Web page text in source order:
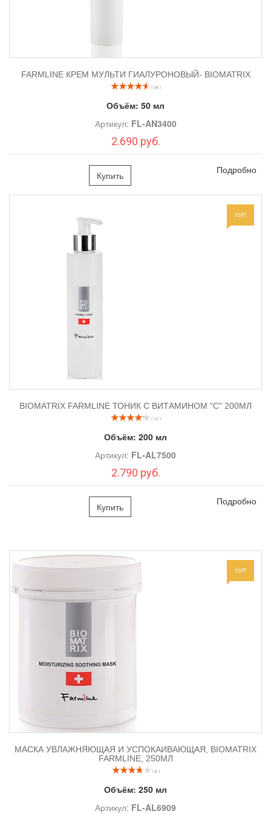
FARMLINE КРЕМ МУЛЬТИ ГИАЛУРОНОВЫЙ- BIOMATRIX
( 34 )
Объём: 50 мл
Артикул: FL-AN3400
2.690 руб.
Купить Подробно
ХИТ
BIOMATRIX FARMLINE ТОНИК С ВИТАМИНОМ "С" 200МЛ
( 12 )
Объём: 200 мл
Артикул: FL-AL7500
2.790 руб.
Купить Подробно
ХИТ
МАСКА УВЛАЖНЯЮЩАЯ И УСПОКАИВАЮЩАЯ, BIOMATRIX
FARMLINE, 250МЛ
( 6 )
Объём: 250 мл
Артикул: FL-AL6909